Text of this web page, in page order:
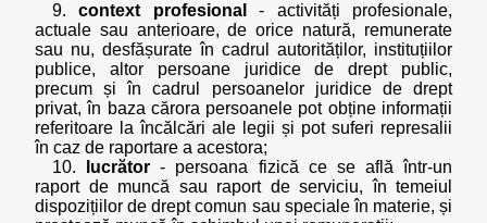
9.context profesional
- activități profesionale,
actuale sau anterioare, de orice natură, remunerate
sau nu, desfășurate în cadrul autorităților, instituțiilor
publice, altor persoane juridice de drept public,
precum și în cadrul persoanelor juridice de drept
privat, în baza cărora persoanele pot obține informații
referitoare la încălcări ale legii și pot suferi represalii
în caz de raportare a acestora;
10.
lucrător - persoana fizică ce se află într-un
raport de muncă sau raport de serviciu, în temeiul
dispozițiilor de drept comun sau speciale în materie, și